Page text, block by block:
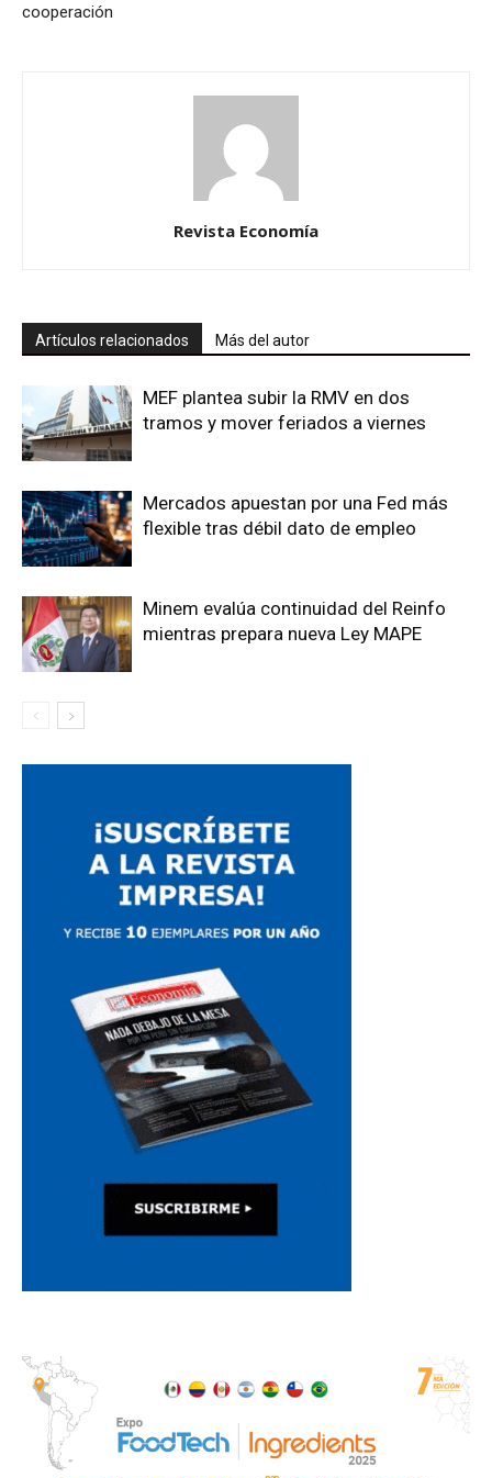
cooperación
Revista Economía
Artículos relacionados Más del autor
MEF plantea subir la RMV en dos
tramos y mover feriados a viernes
Mercados apuestan por una Fed más
flexible tras débil dato de empleo
Minem evalúa continuidad del Reinfo
mientras prepara nueva Ley MAPE